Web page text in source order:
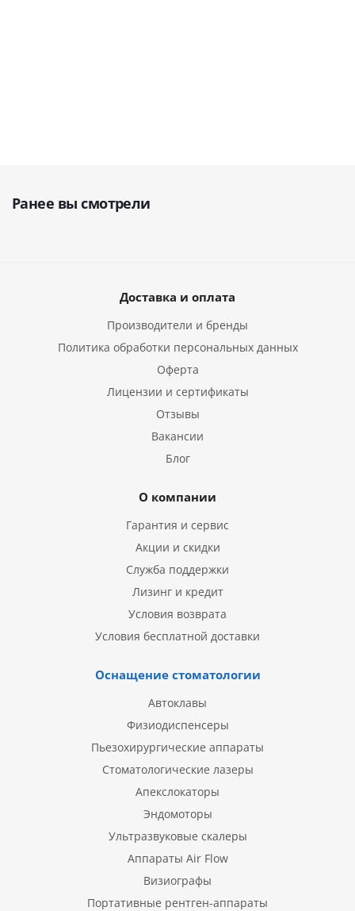
Ранее вы смотрели
Доставка и оплата
Производители и бренды
Политика обработки персональных данных
Оферта
Лицензии и сертификаты
Отзывы
Вакансии
Блог
О компании
Гарантия и сервис
Акции и скидки
Служба поддержки
Лизинг и кредит
Условия возврата
Условия бесплатной доставки
Оснащение стоматологии
Автоклавы
Физиодиспенсеры
Пьезохирургические аппараты
Стоматологические лазеры
Апекслокаторы
Эндомоторы
Ультразвуковые скалеры
Аппараты Air Flow
Визиографы
Портативные рентген-аппараты